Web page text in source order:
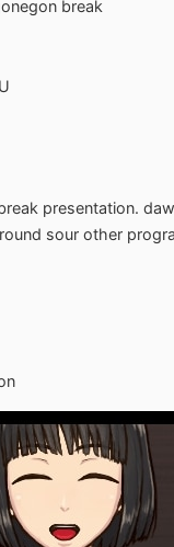
break
presentation.
sour other